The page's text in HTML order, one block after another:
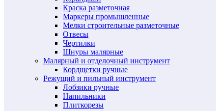
Краска разметочная
Маркеры промышленные
Мелки строительные разметочные
Отвесы
Чертилки
Шнуры малярные
Малярный и отделочный инструмент
Кордщетки ручные
Режущий и пильный инструмент
Лобзики ручные
Напильники
Плиткорезы